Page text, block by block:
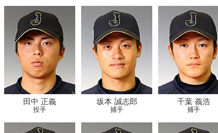
田中 正義
投手
坂本 誠志郎
捕手
千葉 義浩
捕手